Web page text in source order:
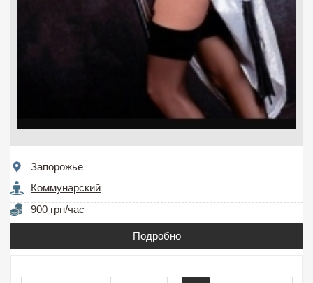
Запорожье
Коммунарский
900 грн/час
Подробно